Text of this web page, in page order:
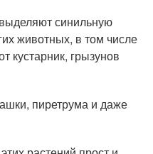
синильную
животных, в том числе
кустарник, грызунов
пиретрума и даже